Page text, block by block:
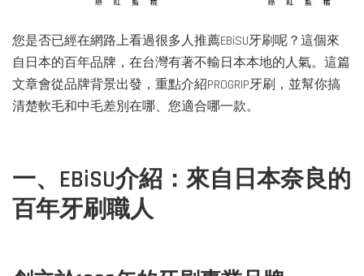
您是否已經在網路上看過很多人推薦EBiSU牙刷呢？這個來
自日本的百年品牌，在台灣有著不輸日本本地的人氣。這篇
文章會從品牌背景出發，重點介紹PROGRIP牙刷，並幫你搞
清楚軟毛和中毛差別在哪、您適合哪一款。
一、EBiSU介紹：來自日本奈良的
百年牙刷職人